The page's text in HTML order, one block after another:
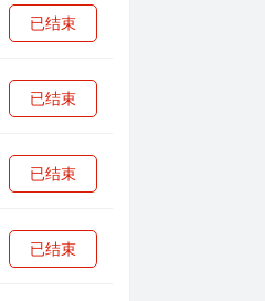
已结束
已结束
已结束
已结束